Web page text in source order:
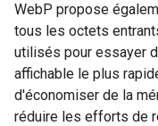
WebP propose
tous les octets
utilisés pour essayer
affichable le plus
d'économiser de la
réduire les efforts de